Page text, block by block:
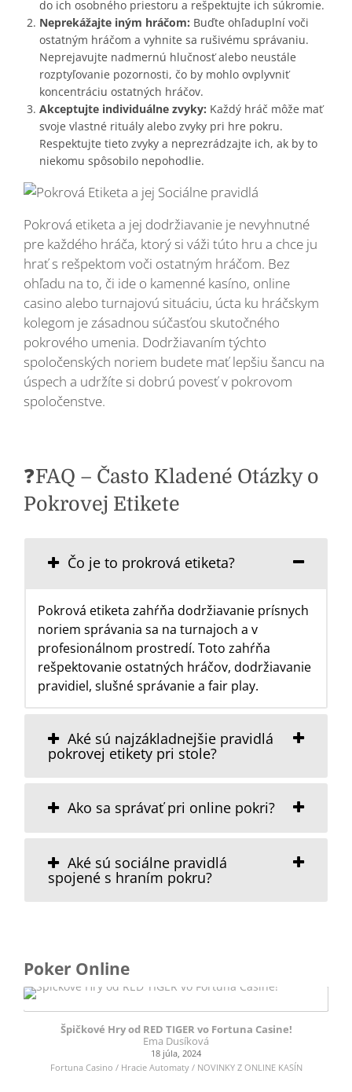
do ich osobného priestoru a rešpektujte ich súkromie.
Neprekážajte iným hráčom: Buďte ohľaduplní voči
ostatným hráčom a vyhnite sa rušivému správaniu.
Neprejavujte nadmernú hlučnosť alebo neustále
rozptyľovanie pozornosti, čo by mohlo ovplyvniť
koncentráciu ostatných hráčov.
Akceptujte individuálne zvyky: Každý hráč môže mať
svoje vlastné rituály alebo zvyky pri hre pokru.
Respektujte tieto zvyky a neprezrádzajte ich, ak by to
niekomu spôsobilo nepohodlie.
Pokrová etiketa a jej dodržiavanie je nevyhnutné
pre každého hráča, ktorý si váži túto hru a chce ju
hrať s rešpektom voči ostatným hráčom. Bez
ohľadu na to, či ide o kamenné kasíno, online
casino alebo turnajovú situáciu, úcta ku hráčskym
kolegom je zásadnou súčasťou skutočného
pokrového umenia. Dodržiavaním týchto
spoločenských noriem budete mať lepšiu šancu na
úspech a udržíte si dobrú povesť v pokrovom
spoločenstve.
❓FAQ – Často Kladené Otázky o
Pokrovej Etikete
Čo je to prokrová etiketa?
Pokrová etiketa zahŕňa dodržiavanie prísnych
noriem správania sa na turnajoch a v
profesionálnom prostredí. Toto zahŕňa
rešpektovanie ostatných hráčov, dodržiavanie
pravidiel, slušné správanie a fair play.
Aké sú najzákladnejšie pravidlá
pokrovej etikety pri stole?
Ako sa správať pri online pokri?
Aké sú sociálne pravidlá
spojené s hraním pokru?
Poker Online
Špičkové Hry od RED TIGER vo Fortuna Casine!
Ema Dusíková
18 júla, 2024
Fortuna Casino / Hracie Automaty / NOVINKY Z ONLINE KASÍN